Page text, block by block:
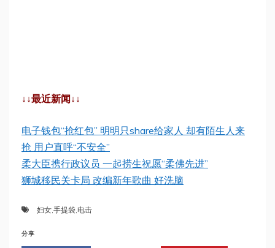
↓↓最近新闻↓↓
电子钱包“抢红包” 明明只share给家人 却有陌生人来
抢 用户直呼“不安全”
柔大臣携行政议员 一起捞生祝愿“柔佛先进”
狮城移民关卡局 改编新年歌曲 好洗脑
妇女,手提袋,电击
分享